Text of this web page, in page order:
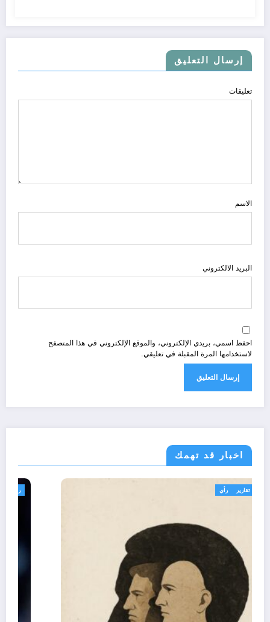
إرسال التعليق
تعليقات
الاسم
البريد الالكتروني
احفظ اسمي، بريدي الإلكتروني، والموقع الإلكتروني في هذا المتصفح
لاستخدامها المرة المقبلة في تعليقي.
اخبار قد تهمك
تعاليق حرة